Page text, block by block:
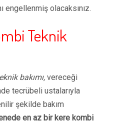
engellenmiş olacaksınız.
Teknik
bakımı, vereceği
tecrübeli ustalarıyla
şekilde bakım
en az bir kere kombi